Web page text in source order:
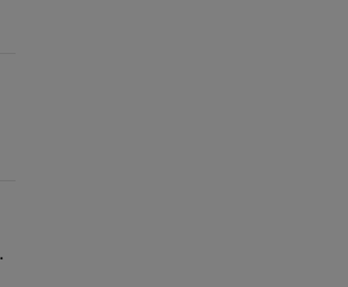
Goldpreis weiter belasten" mit 5
Calls bei Situational Awareness: Alles